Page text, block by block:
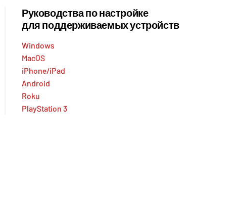
Руководства по настройке
для поддерживаемых устройств
Windows
MacOS
iPhone/iPad
Android
Roku
PlayStation 3